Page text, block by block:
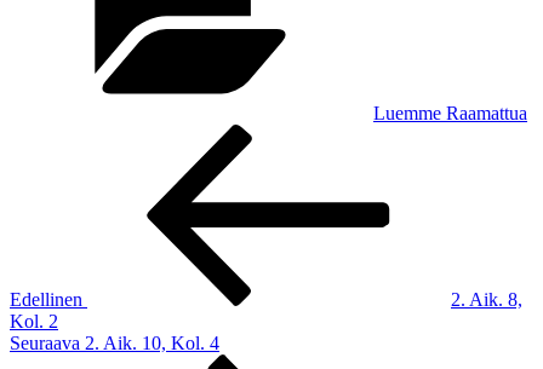
Luemme Raamattua
Edellinen
2. Aik. 8,
Kol. 2
Seuraava
Seuraava 2. Aik. 10, Kol. 4